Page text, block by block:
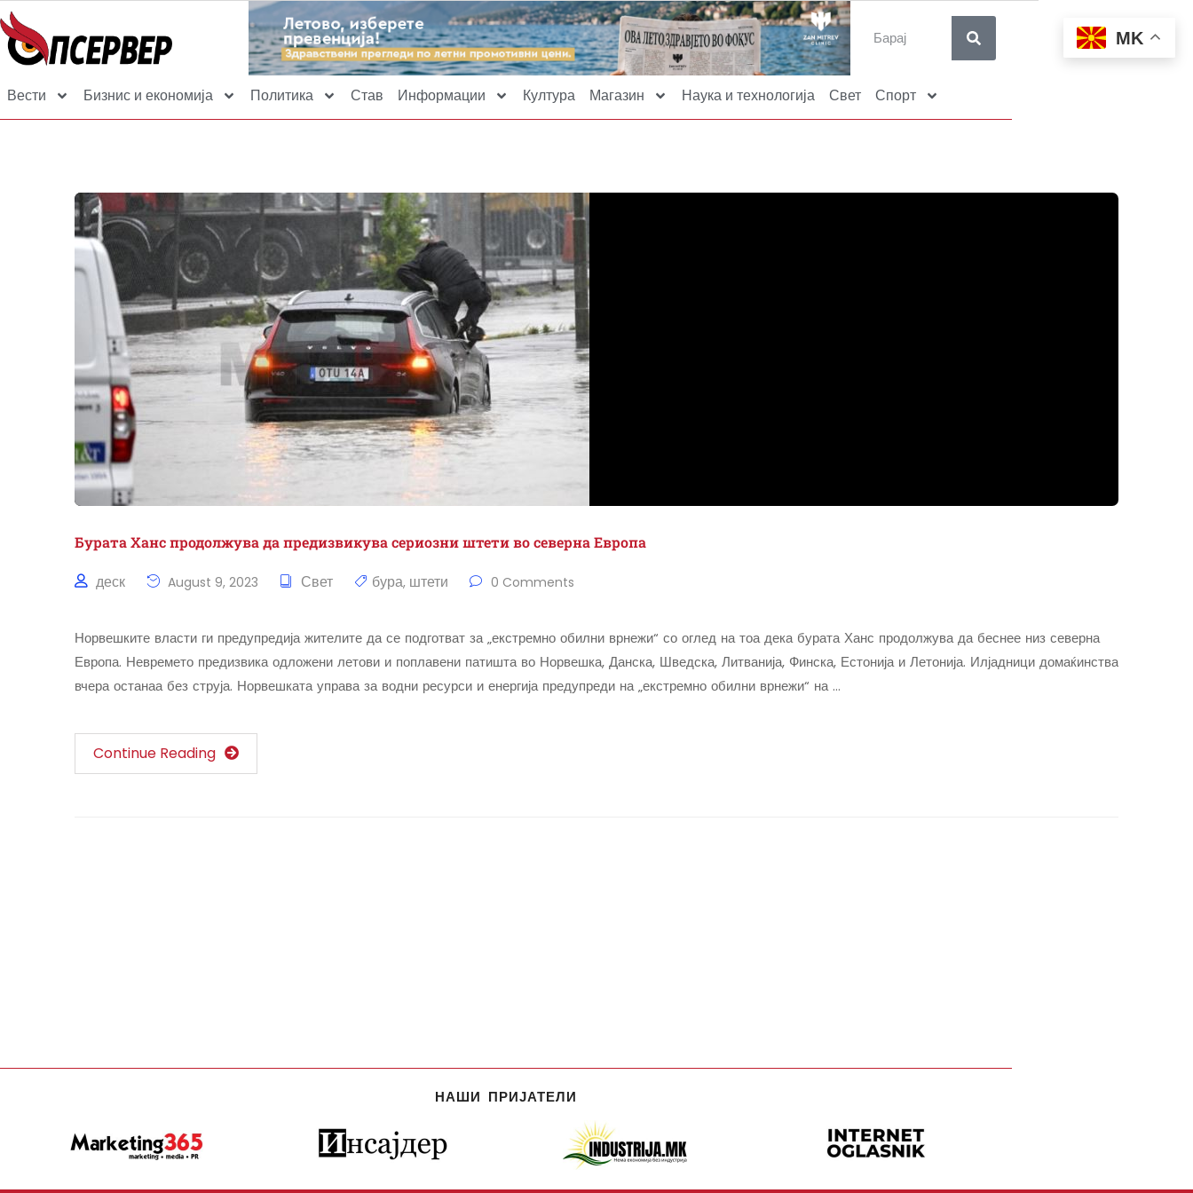
Вести Бизнис и економија Политика Став Информации Култура Магазин Наука и технологија Свет Спорт
Бурата Ханс продолжува да предизвикува сериозни штети во северна Европа
деск August 9, 2023 Свет бура, штети 0 Comments
Норвешките власти ги предупредија жителите да се подготват за „екстремно обилни врнежи“ со оглед на тоа дека бурата Ханс продолжува да беснее низ северна
Европа. Невремето предизвика одложени летови и поплавени патишта во Норвешка, Данска, Шведска, Литванија, Финска, Естонија и Летонија. Илјадници домаќинства
вчера останаа без струја. Норвешката управа за водни ресурси и енергија предупреди на „екстремно обилни врнежи“ на …
Continue Reading
НАШИ ПРИЈАТЕЛИ
MK